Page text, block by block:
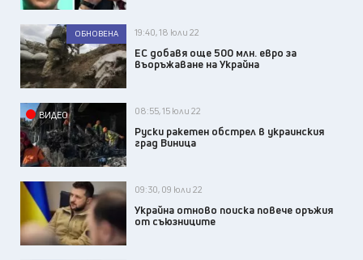
ОБНОВЕНА 19:40, 18 юли 22
ЕС добавя още 500 млн. евро за
въоръжаване на Украйна
ВИДЕО 08:55, 15 юли 22
Руски ракетен обстрел в украинския
град Виница
09:30, 09 юли 22
Украйна отново поиска повече оръжия
от съюзниците